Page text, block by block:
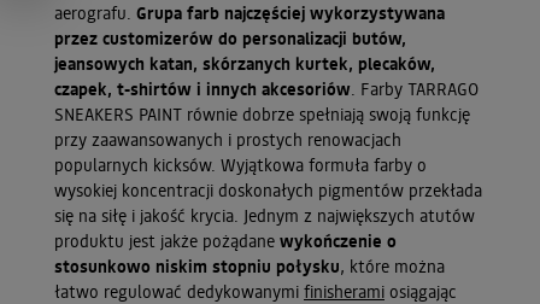
aerografu. Grupa farb najczęściej wykorzystywana
przez customizerów do personalizacji butów,
jeansowych katan, skórzanych kurtek, plecaków,
czapek, t-shirtów i innych akcesoriów . Farby TARRAGO
SNEAKERS PAINT równie dobrze spełniają swoją funkcję
przy zaawansowanych i prostych renowacjach
popularnych kicksów. Wyjątkowa formuła farby o
wysokiej koncentracji doskonałych pigmentów przekłada
się na siłę i jakość krycia. Jednym z największych atutów
produktu jest jakże pożądane wykończenie o
stosunkowo niskim stopniu połysku, które można
łatwo regulować dedykowanymi finisherami osiągając